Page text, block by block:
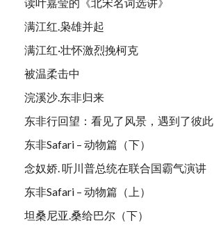
满江红.枭雄并起
满江红·壮怀激烈挽柯克
被温柔击中
浣溪沙.东非归来
东非行回望：看见了风景，遇到了彼此
东非Safari – 动物篇（下）
念奴娇. 听川普总统在联合国霸气演讲
东非Safari – 动物篇（上）
坦桑尼亚.桑给巴尔（下）